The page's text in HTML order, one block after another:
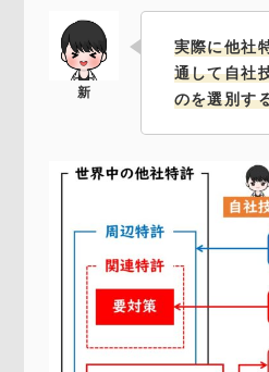
実際に他社
通して自社
のを選別す